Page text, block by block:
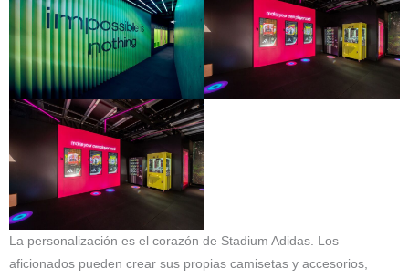
La personalización es el corazón de Stadium Adidas. Los
aficionados pueden crear sus propias camisetas y accesorios,